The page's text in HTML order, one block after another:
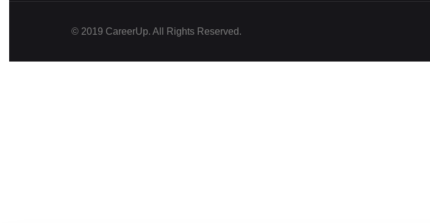
© 2019 CareerUp. All Rights Reserved.